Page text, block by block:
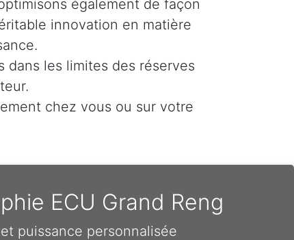
également de façon
innovation en matière
dans les limites des réserves
chez vous ou sur votre
ECU Grand Reng
puissance personnalisée